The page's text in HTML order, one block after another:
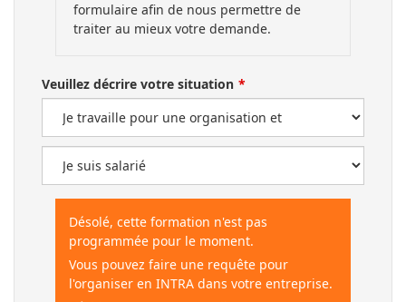
formulaire afin de nous permettre de
traiter au mieux votre demande.
Veuillez décrire votre situation
Désolé, cette formation n'est pas
programmée pour le moment.
Vous pouvez faire une requête pour
l'organiser en INTRA dans votre entreprise.